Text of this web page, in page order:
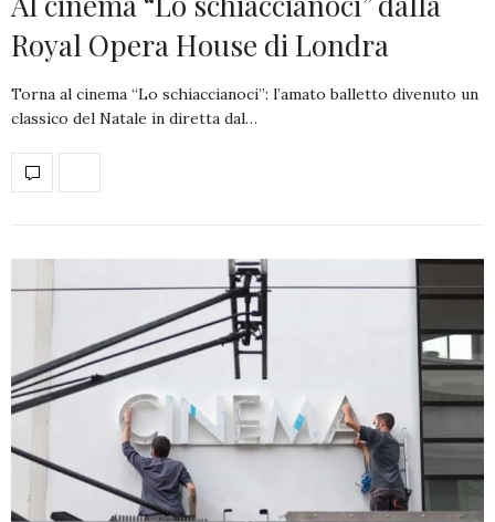
Royal Opera House di Londra
Torna al cinema “Lo schiaccianoci”: l’amato balletto divenuto un
classico del Natale in diretta dal…